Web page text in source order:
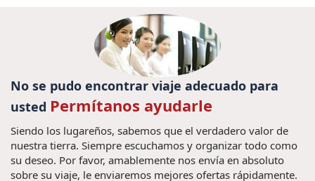
Festival del Medio Otoño (1) ,
costumbres de vietnam (3) ,capital de
vietnam (1) ,iajar a Vietnam (1) ,
visitar no Vietnã (1) , consejos de viaje
a Tailandia (8) ,
Tran Quoc (1) ,
camboya, cultura camboya,
vacaciones camboya, viajar a
camboya, guia de camboya (2) ,
No se pudo encontrar viaje adecuado para
usted Permítanos ayudarle
Siendo los lugareños, sabemos que el verdadero valor de
nuestra tierra. Siempre escuchamos y organizar todo como
su deseo. Por favor, amablemente nos envía en absoluto
sobre su viaje, le enviaremos mejores ofertas rápidamente.